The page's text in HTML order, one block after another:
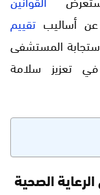
أساليب تقييم
المستشفى
تعزيز سلامة
الصحية